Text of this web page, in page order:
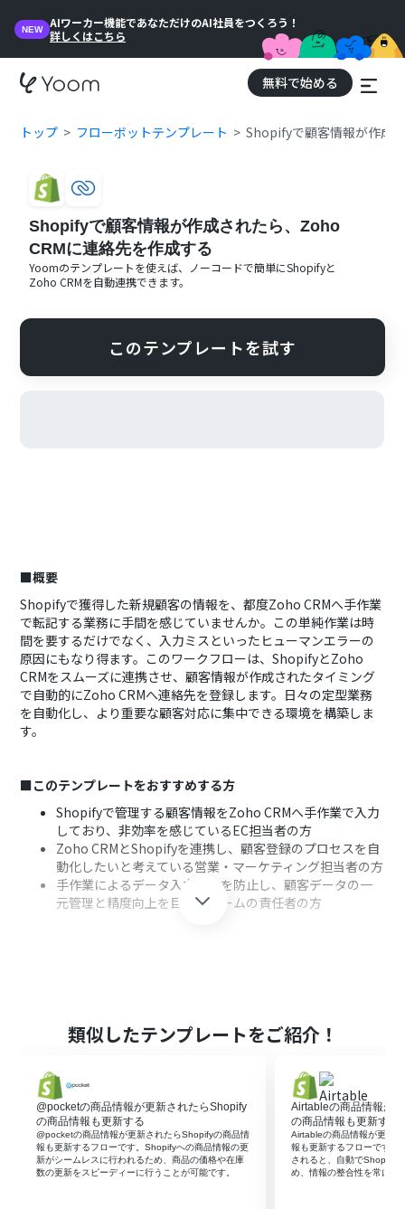
NEW
AIワーカー機能であなただけのAI社員をつくろう！
詳しくはこちら
無料で始める
トップ フローボットテンプレート Shopifyで顧客情報が作成
Shopifyで顧客情報が作成されたら、Zoho
CRMに連絡先を作成する
Yoomのテンプレートを使えば、ノーコードで簡単にShopifyと
Zoho CRMを自動連携できます。
このテンプレートを試す
■概要
Shopifyで獲得した新規顧客の情報を、都度Zoho CRMへ手作業
で転記する業務に手間を感じていませんか。この単純作業は時
間を要するだけでなく、入力ミスといったヒューマンエラーの
原因にもなり得ます。このワークフローは、ShopifyとZoho
CRMをスムーズに連携させ、顧客情報が作成されたタイミング
で自動的にZoho CRMへ連絡先を登録します。日々の定型業務
を自動化し、より重要な顧客対応に集中できる環境を構築しま
す。
■このテンプレートをおすすめする方
Shopifyで管理する顧客情報をZoho CRMへ手作業で入力
しており、非効率を感じているEC担当者の方
Zoho CRMとShopifyを連携し、顧客登録のプロセスを自
動化したいと考えている営業・マーケティング担当者の方
手作業によるデータ入力ミスを防止し、顧客データの一
元管理と精度向上を目指すチームの責任者の方
人の手によるデータ転記作業がなくなることで、入力間違
顧客情報を維持できます
■フローボットの流れ
はじめに、ShopifyとZoho CRMをYoomと連携します
次に、トリガーでShopifyを選択し、「顧客情報が作成さ
類似したテンプレートをご紹介！
@pocketの商品情報が更新されたらShopify
の商品情報も更新する
@pocketの商品情報が更新されたらShopifyの商品情
報も更新するフローです。Shopifyへの商品情報の更
新がシームレスに行われるため、商品の価格や在庫
数の更新をスピーディーに行うことが可能です。
Airtableの商品情報が
の商品情報も更新する
Airtableの商品情報が更新
報も更新するフローです。
されると、自動でShopify
め、情報の整合性を常に保